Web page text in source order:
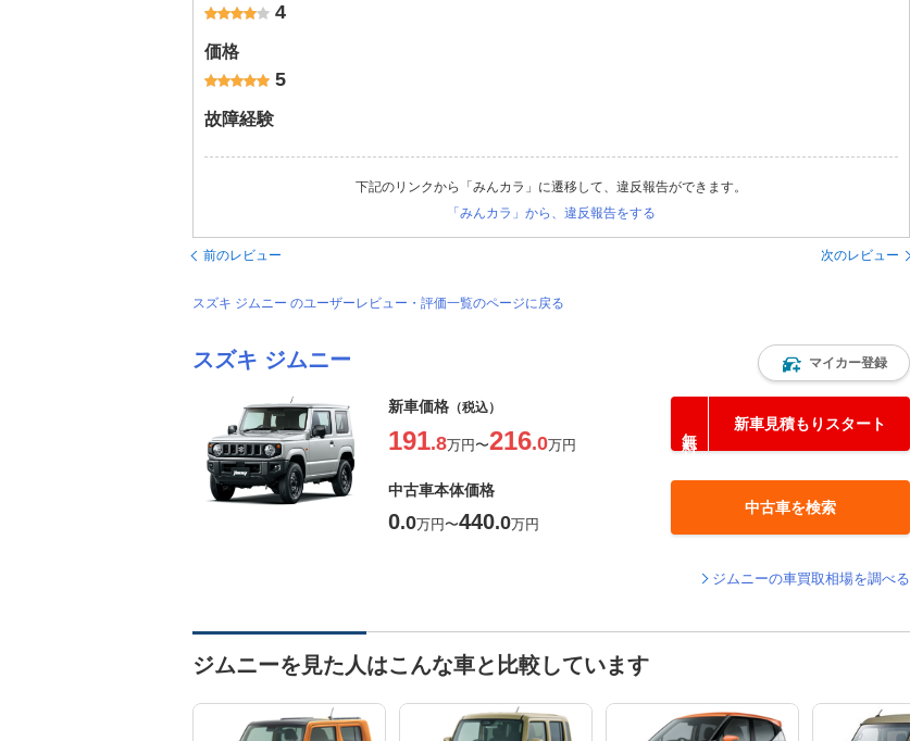
4
価格
5
故障経験
下記のリンクから「みんカラ」に遷移して、違反報告ができます。
「みんカラ」から、違反報告をする
前のレビュー 次のレビュー
スズキ ジムニー のユーザーレビュー・評価一覧のページに戻る
スズキ ジムニー マイカー登録
新車価格 （税込）
191.8万円〜216.0万円
新車見積もりスタート
中古車本体価格
0.0万円〜440.0万円
中古車を検索
ジムニーの車買取相場を調べる
ジムニーを見た人はこんな車と比較しています